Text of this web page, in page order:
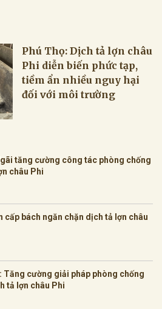
Phú Thọ: Dịch tả lợn châu
Phi diễn biến phức tạp,
tiềm ẩn nhiều nguy hại
đối với môi trường
tăng cường công tác phòng chống
châu Phi
cấp bách ngăn chặn dịch tả lợn châu
Tăng cường giải pháp phòng chống
tả lợn châu Phi